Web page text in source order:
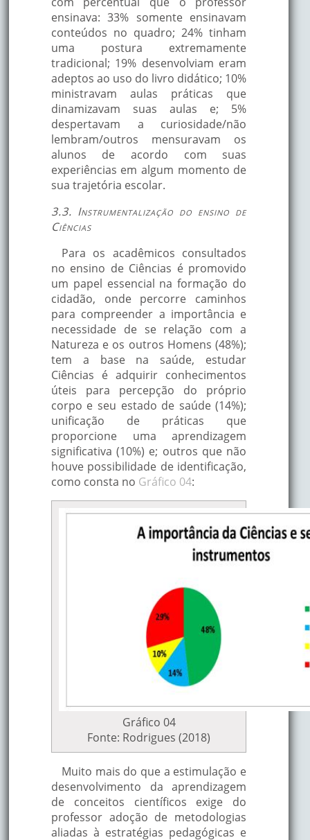
ensinava: 33% somente ensinavam
conteúdos no quadro; 24% tinham
uma postura extremamente
tradicional; 19% desenvolviam eram
adeptos ao uso do livro didático; 10%
ministravam aulas práticas que
dinamizavam suas aulas e; 5%
despertavam a curiosidade/não
lembram/outros mensuravam os
alunos de acordo com suas
experiências em algum momento de
sua trajetória escolar.
3.3. Instrumentalização do ensino de
Ciências
Para os acadêmicos consultados
no ensino de Ciências é promovido
um papel essencial na formação do
cidadão, onde percorre caminhos
para compreender a importância e
necessidade de se relação com a
Natureza e os outros Homens (48%);
tem a base na saúde, estudar
Ciências é adquirir conhecimentos
úteis para percepção do próprio
corpo e seu estado de saúde (14%);
unificação de práticas que
proporcione uma aprendizagem
significativa (10%) e; outros que não
houve possibilidade de identificação,
como consta no Gráfico 04:
Gráfico 04
Fonte: Rodrigues (2018)
Muito mais do que a estimulação e
desenvolvimento da aprendizagem
de conceitos científicos exige do
professor adoção de metodologias
aliadas à estratégias pedagógicas e